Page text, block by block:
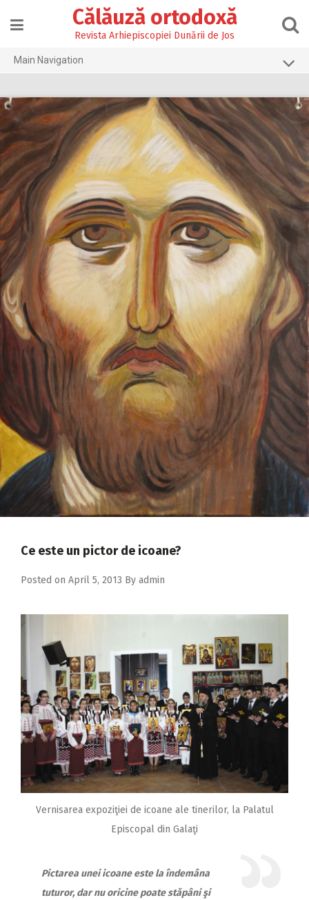
content
Călăuză ortodoxă
Revista Arhiepiscopiei Dunării de Jos
Main Navigation
2026
2025
2024
2023
2022
2021
2020
2019
2018
2017
2015
2014
2013
2012
2010
2009
Ce este un pictor de icoane?
Posted on April 5, 2013 By admin
Vernisarea expoziţiei de icoane ale tinerilor, la Palatul
Episcopal din Galaţi
Pictarea unei icoane este la îndemâna
tuturor, dar nu oricine poate stăpâni şi